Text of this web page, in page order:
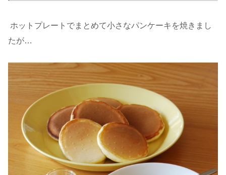
ホットプレートでまとめて小さなパンケーキを焼きまし
たが…